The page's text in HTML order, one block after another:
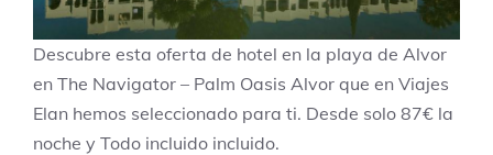
Descubre esta oferta de hotel en la playa de Alvor
en The Navigator – Palm Oasis Alvor que en Viajes
Elan hemos seleccionado para ti. Desde solo 87€ la
noche y Todo incluido incluido.